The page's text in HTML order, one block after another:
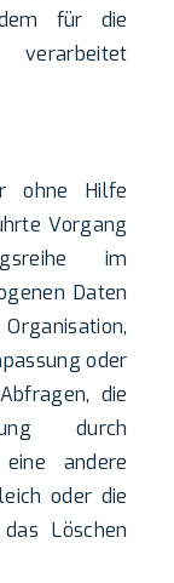
für die
verarbeitet
ohne Hilfe
Vorgang
im
Daten
oder
die
durch
andere
oder die
Löschen